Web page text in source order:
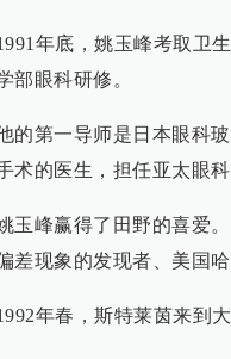
年底，姚玉峰考取卫
部眼科研修。
的第一导师是日本眼科
术的医生，担任亚太眼
玉峰赢得了田野的喜爱
差现象的发现者、美国
年春，斯特莱茵来到